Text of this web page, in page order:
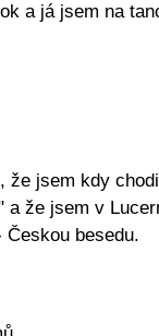
a já jsem na
že jsem kdy
a že jsem v
besedu.